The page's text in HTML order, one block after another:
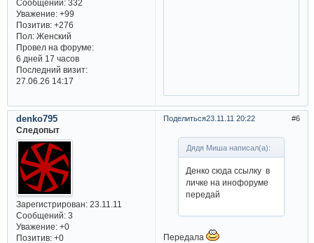
Сообщений:332
Уважение: +99
Позитив: +276
Пол:Женский
Провел на форуме:
6 дней 17 часов
Последний визит:
27.06.26 14:17
Поделиться 6
23.11.11 20:22
denko795
Следопыт
Зарегистрирован: 23.11.11
Сообщений:3
Уважение: +0
Позитив: +0
Дядя Миша написал(а):
Денко сюда ссылку в
личке на инофоруме
передай
Передала